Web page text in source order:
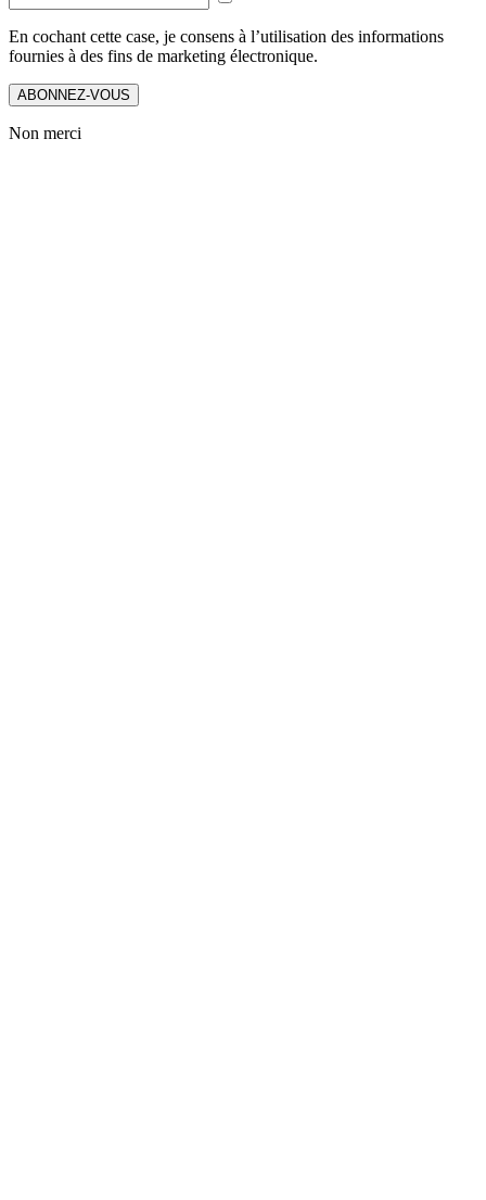
En cochant cette case, je consens à l’utilisation des informations
fournies à des fins de marketing électronique.
ABONNEZ-VOUS
Non merci